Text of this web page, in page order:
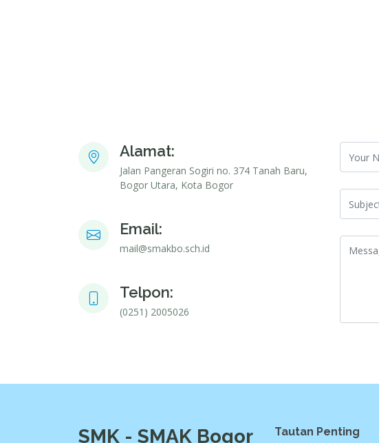
Alamat:
Jalan Pangeran Sogiri no. 374 Tanah Baru,
Bogor Utara, Kota Bogor
Email:
mail@smakbo.sch.id
Telpon:
(0251) 2005026
SMK - SMAK Bogor
Tautan Penting